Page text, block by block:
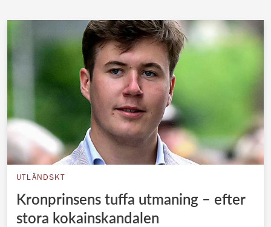
UTLÄNDSKT
Kronprinsens tuffa utmaning – efter
stora kokainskandalen